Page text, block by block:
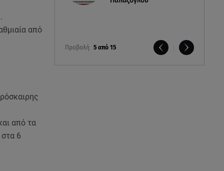
Προβολή 5 από 15
από
από τα
στα 6